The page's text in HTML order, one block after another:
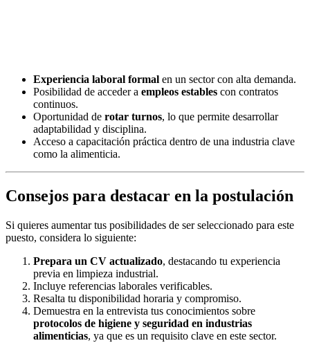
Experiencia laboral formal en un sector con alta demanda.
Posibilidad de acceder a empleos estables con contratos
continuos.
Oportunidad de rotar turnos, lo que permite desarrollar
adaptabilidad y disciplina.
Acceso a capacitación práctica dentro de una industria clave
como la alimenticia.
Consejos para destacar en la postulación
Si quieres aumentar tus posibilidades de ser seleccionado para este
puesto, considera lo siguiente:
Prepara un CV actualizado, destacando tu experiencia
previa en limpieza industrial.
Incluye referencias laborales verificables.
Resalta tu disponibilidad horaria y compromiso.
Demuestra en la entrevista tus conocimientos sobre
protocolos de higiene y seguridad en industrias
alimenticias, ya que es un requisito clave en este sector.